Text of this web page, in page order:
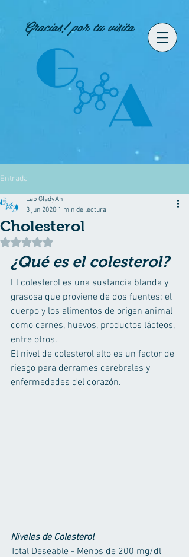
Gracias! por tu visita
Entrada
Cholesterol
Lab GladyAn
3 jun 2020 1 min de lectura
Obtuvo NaN de 5 estrellas.
¿Qué es el colesterol?
El colesterol es una sustancia blanda y
grasosa que proviene de dos fuentes: el
cuerpo y los alimentos de origen animal
como carnes, huevos, productos lácteos,
entre otros.
El nivel de colesterol alto es un factor de
riesgo para derrames cerebrales y
enfermedades del corazón.
Niveles de Colesterol
Total Deseable - Menos de 200 mg/dl